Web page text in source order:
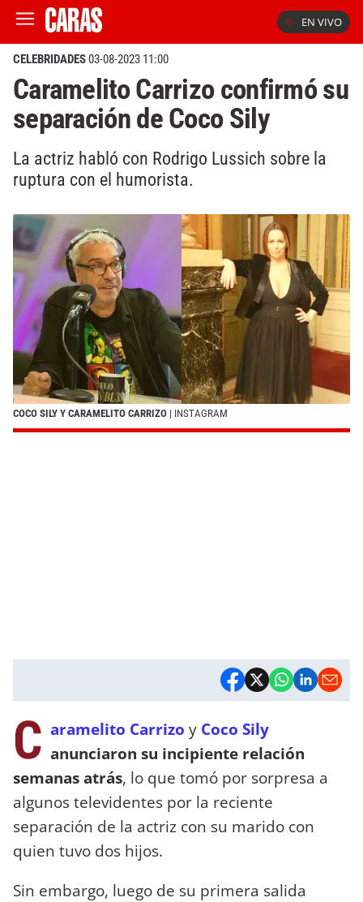
EN VIVO
CELEBRIDADES03-08-2023 11:00
Caramelito Carrizo confirmó su
separación de Coco Sily
La actriz habló con Rodrigo Lussich sobre la
ruptura con el humorista.
COCO SILY Y CARAMELITO CARRIZO | INSTAGRAM
C aramelito Carrizo y Coco Sily
anunciaron su incipiente relación
semanas atrás, lo que tomó por sorpresa a
algunos televidentes por la reciente
separación de la actriz con su marido con
quien tuvo dos hijos.
Sin embargo, luego de su primera salida